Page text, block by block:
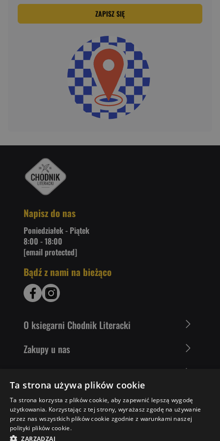
53,25 ZŁ
ZAPISZ SIĘ
Napisz do nas
Poniedziałek - Piątek
8:00 - 18:00
[email protected]
Bądź z nami na bieżąco
O ksiegarni Chodnik Literacki
Zakupy u nas
Literaci polecają
Ta strona używa plików cookie
Ta strona korzysta z plików cookie, aby zapewnić lepszą wygodę
użytkowania. Korzystając z tej strony, wyrażasz zgodę na używanie
przez nas wszystkich plików cookie zgodnie z warunkami naszej
polityki plików cookie.
ZARZĄDZAJ